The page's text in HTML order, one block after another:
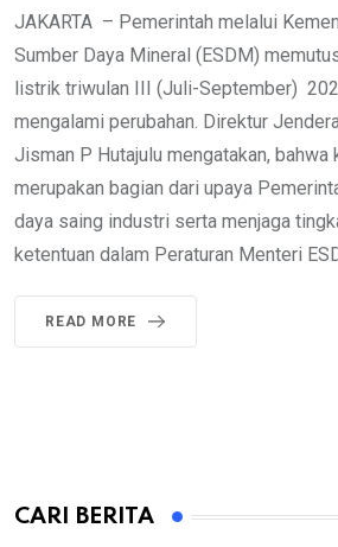
JAKARTA – Pemerintah melalui
Sumber Daya Mineral (ESDM)
listrik triwulan III (Juli-September)
mengalami perubahan. Direktur
Jisman P Hutajulu mengatakan, bahwa
merupakan bagian dari upaya
daya saing industri serta menjaga
ketentuan dalam Peraturan Menteri
READ MORE
CARI BERITA